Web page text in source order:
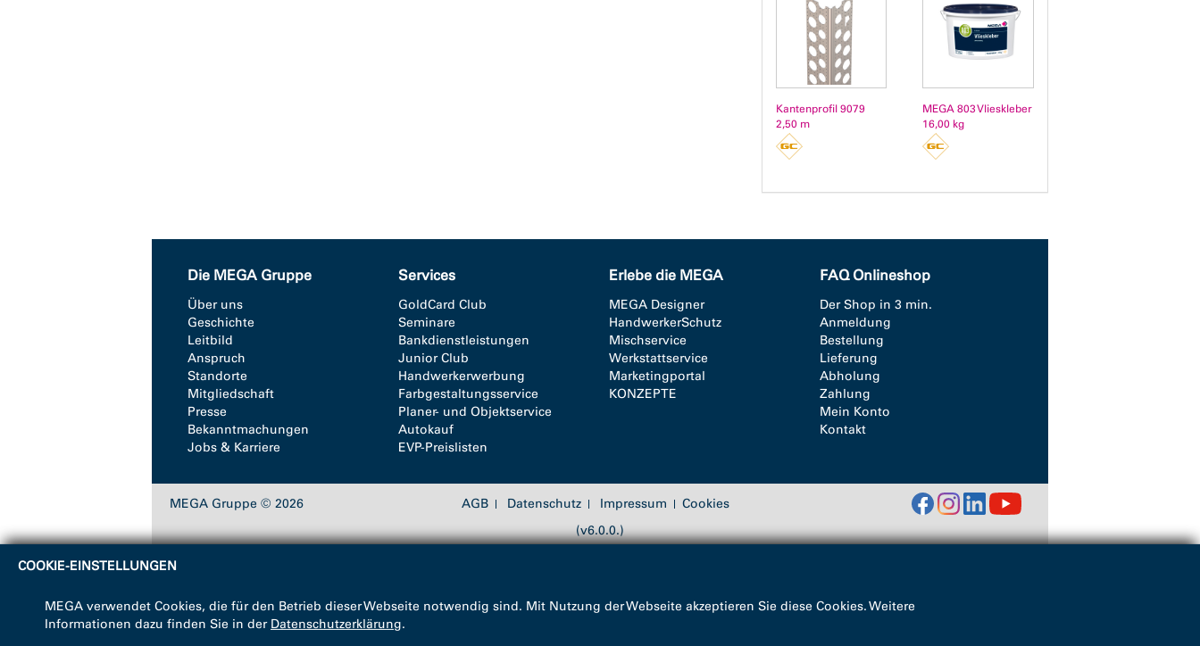
Kantenprofil 9079
2,50 m
MEGA 803 Vlieskleber
16,00 kg
Die MEGA Gruppe
Über uns
Geschichte
Leitbild
Anspruch
Standorte
Mitgliedschaft
Presse
Bekanntmachungen
Jobs & Karriere
Services
GoldCard Club
Seminare
Bankdienstleistungen
Junior Club
Handwerkerwerbung
Farbgestaltungsservice
Planer- und Objektservice
Autokauf
EVP-Preislisten
Erlebe die MEGA
MEGA Designer
HandwerkerSchutz
Mischservice
Werkstattservice
Marketingportal
KONZEPTE
FAQ Onlineshop
Der Shop in 3 min.
Anmeldung
Bestellung
Lieferung
Abholung
Zahlung
Mein Konto
Kontakt
MEGA Gruppe © 2026 AGB Datenschutz Impressum
Cookies
(v6.0.0.)
COOKIE-EINSTELLUNGEN
MEGA verwendet Cookies, die für den Betrieb dieser Webseite notwendig sind. Mit Nutzung der Webseite akzeptieren Sie diese Cookies. Weitere
Informationen dazu finden Sie in der Datenschutzerklärung.